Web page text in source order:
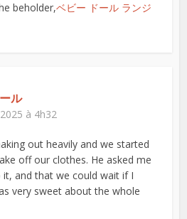
beholder,ベビー ドール ランジ
ル
à 4h32
out heavily and we started
off our clothes. He asked me
and that we could wait if I
very sweet about the whole